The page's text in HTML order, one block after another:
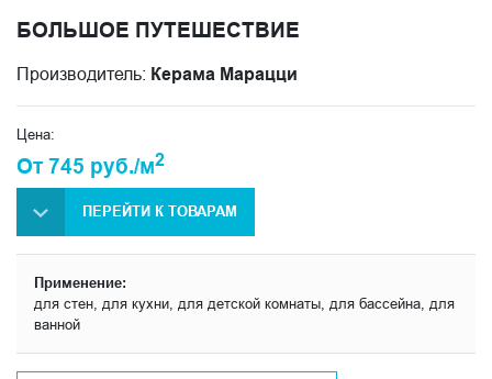
БОЛЬШОЕ ПУТЕШЕСТВИЕ
Производитель: Керама Марацци
Цена:
От 745 руб./м2
ПЕРЕЙТИ К ТОВАРАМ
Применение:
для стен, для кухни, для детской комнаты, для бассейна, для
ванной